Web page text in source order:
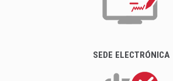
SEDE ELECTRÓNICA